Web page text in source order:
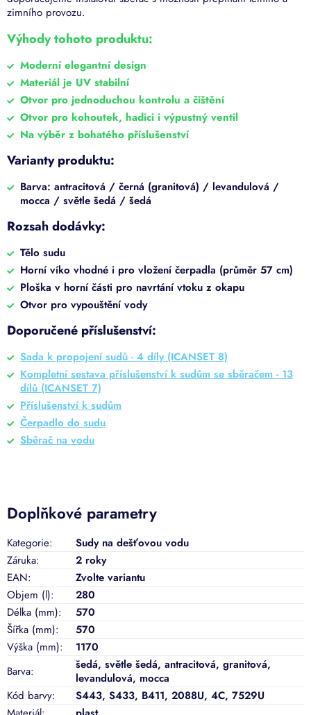
zimního provozu.
Výhody tohoto produktu:
Moderní elegantní design
Materiál je UV stabilní
Otvor pro jednoduchou kontrolu a čištění
Otvor pro kohoutek, hadici i výpustný ventil
Na výběr z bohatého příslušenství
Varianty produktu:
Barva: antracitová / černá (granitová) / levandulová /
mocca / světle šedá / šedá
Rozsah dodávky:
Tělo sudu
Horní víko vhodné i pro vložení čerpadla (průměr 57 cm)
Ploška v horní části pro navrtání vtoku z okapu
Otvor pro vypouštění vody
Doporučené příslušenství:
Sada k propojení sudů - 4 díly (ICANSET 8)
Kompletní sestava příslušenství k sudům se sběračem - 13
dílů (ICANSET 7)
Příslušenství k sudům
Čerpadlo do sudu
Sběrač na vodu
Doplňkové parametry
Kategorie:
Sudy na dešťovou vodu
Záruka:
2 roky
EAN:
Zvolte variantu
Objem (l):
280
Délka (mm):
570
Šířka (mm):
570
Výška (mm):
1170
Barva: šedá, světle šedá, antracitová, granitová,
levandulová, mocca
Kód barvy:
S443, S433, B411, 2088U, 4C, 7529U